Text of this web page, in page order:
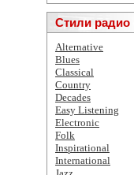
Стили радио
Alternative
Blues
Classical
Country
Decades
Easy Listening
Electronic
Folk
Inspirational
International